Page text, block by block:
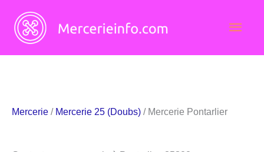
contenu
Mercerie / Mercerie 25 (Doubs) / Mercerie Pontarlier